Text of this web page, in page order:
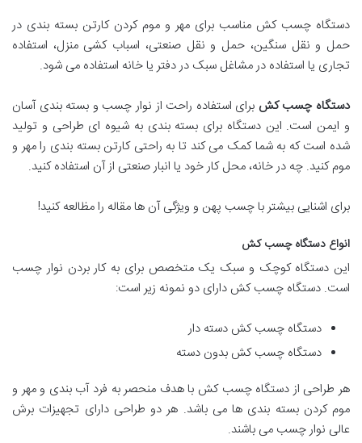
دستگاه چسب کش مناسب برای مهر و موم کردن کارتن بسته بندی در
حمل و نقل سنگین، حمل و نقل صنعتی، اسباب کشی منزل، استفاده
تجاری یا استفاده در مشاغل سبک در دفتر یا خانه استفاده می شود.
دستگاه چسب کش برای استفاده راحت از نوار چسب و بسته بندی آسان
و ایمن است. این دستگاه برای بسته بندی به شیوه ای طراحی و تولید
شده است که به شما کمک می کند تا به راحتی کارتن بسته بندی را مهر و
موم کنید. چه در خانه، محل کار خود یا انبار صنعتی از آن استفاده کنید.
برای اشنایی بیشتر با چسب پهن و ویژگی آن ها مقاله را مظالعه کنید!
انواع دستگاه چسب کش
این دستگاه کوچک و سبک یک متخصص برای به کار بردن نوار چسب
است. دستگاه چسب کش دارای دو نمونه زیر است:
دستگاه چسب کش دسته دار
دستگاه چسب کش بدون دسته
هر طراحی از دستگاه چسب کش با هدف منحصر به فرد آب بندی و مهر و
موم کردن بسته بندی ها می باشد. هر دو طراحی دارای تجهیزات برش
عالی نوار چسب می باشند.